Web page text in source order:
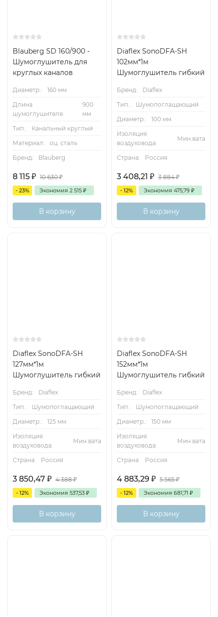
Blauberg SD 160/900 -
Шумоглушитель для
круглых каналов
Диаметр.:
160 мм
Длина
шумоглушителя:
900
мм
Тип.:
Канальный круглый
Материал:
оц. сталь
Бренд:
Blauberg
8 115 ₽ 10 630₽
- 23% Экономия 2 515 ₽
В корзину
Diaflex SonoDFA-SH
102мм*1м
Шумоглушитель гибкий
Бренд:
Diaflex
Тип.:
Шумопоглащающий
Диаметр.:
100 мм
Изоляция
воздуховода:
Мин.вата
Страна: Россия
3 408,21 ₽ 3 884₽
- 12% Экономия 475,79 ₽
В корзину
Diaflex SonoDFA-SH
127мм*1м
Шумоглушитель гибкий
Бренд:
Diaflex
Тип.:
Шумопоглащающий
Диаметр.:
125 мм
Изоляция
воздуховода:
Мин.вата
Страна: Россия
3 850,47 ₽ 4 388₽
- 12% Экономия 537,53 ₽
В корзину
Diaflex SonoDFA-SH
152мм*1м
Шумоглушитель гибкий
Бренд:
Diaflex
Тип.:
Шумопоглащающий
Диаметр.:
150 мм
Изоляция
воздуховода:
Мин.вата
Страна: Россия
4 883,29 ₽ 5 565₽
- 12% Экономия 681,71 ₽
В корзину